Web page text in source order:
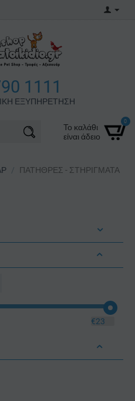
1111
ΕΞΥΠΗΡΕΤΗΣΗ
Το καλάθι
είναι άδειο
0
/ ΠΑΤΗΘΡΕΣ - ΣΤΗΡΙΓΜΑΤΑ
€23